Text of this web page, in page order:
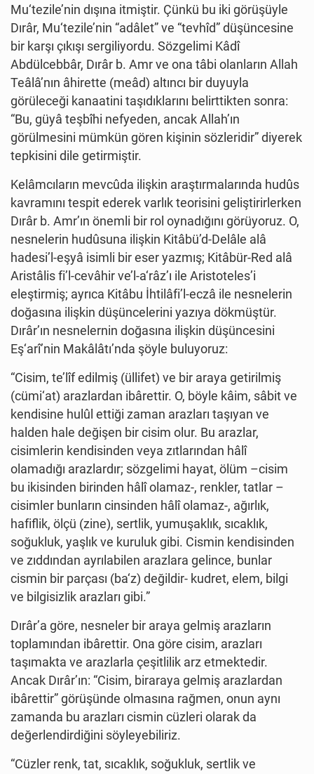
Mu‘tezile’nin dışına itmiştir. Çünkü bu iki görüşüyle
Dırâr, Mu‘tezile’nin “adâlet” ve “tevhîd” düşüncesine
bir karşı çıkışı sergiliyordu. Sözgelimi Kâdî
Abdülcebbâr, Dırâr b. Amr ve ona tâbi olanların Allah
Teâlâ’nın âhirette (meâd) altıncı bir duyuyla
görüleceği kanaatini taşıdıklarını belirttikten sonra:
“Bu, güyâ teşbîhi nefyeden, ancak Allah’ın
görülmesini mümkün gören kişinin sözleridir” diyerek
tepkisini dile getirmiştir.
Kelâmcıların mevcûda ilişkin araştırmalarında hudûs
kavramını tespit ederek varlık teorisini geliştirirlerken
Dırâr b. Amr’ın önemli bir rol oynadığını görüyoruz. O,
nesnelerin hudûsuna ilişkin Kitâbü’d-Delâle alâ
hadesi’l-eşyâ isimli bir eser yazmış; Kitâbür-Red alâ
Aristâlis fi’l-cevâhir ve’l-a‘râz’ı ile Aristoteles’i
eleştirmiş; ayrıca Kitâbu İhtilâfi’l-eczâ ile nesnelerin
doğasına ilişkin düşüncelerini yazıya dökmüştür.
Dırâr’ın nesnelernin doğasına ilişkin düşüncesini
Eş‘arî’nin Makâlâtı’nda şöyle buluyoruz:
“Cisim, te’lîf edilmiş (üllifet) ve bir araya getirilmiş
(cümi‘at) arazlardan ibârettir. O, böyle kâim, sâbit ve
kendisine hulûl ettiği zaman arazları taşıyan ve
halden hale değişen bir cisim olur. Bu arazlar,
cisimlerin kendisinden veya zıtlarından hâlî
olamadığı arazlardır; sözgelimi hayat, ölüm –cisim
bu ikisinden birinden hâlî olamaz-, renkler, tatlar –
cisimler bunların cinsinden hâlî olamaz-, ağırlık,
hafiflik, ölçü (zine), sertlik, yumuşaklık, sıcaklık,
soğukluk, yaşlık ve kuruluk gibi. Cismin kendisinden
ve zıddından ayrılabilen arazlara gelince, bunlar
cismin bir parçası (ba‘z) değildir- kudret, elem, bilgi
ve bilgisizlik arazları gibi.”
Dırâr’a göre, nesneler bir araya gelmiş arazların
toplamından ibârettir. Ona göre cisim, arazları
taşımakta ve arazlarla çeşitlilik arz etmektedir.
Ancak Dırâr’ın: “Cisim, biraraya gelmiş arazlardan
ibârettir” görüşünde olmasına rağmen, onun aynı
zamanda bu arazları cismin cüzleri olarak da
değerlendirdiğini söyleyebiliriz.
“Cüzler renk, tat, sıcaklık, soğukluk, sertlik ve